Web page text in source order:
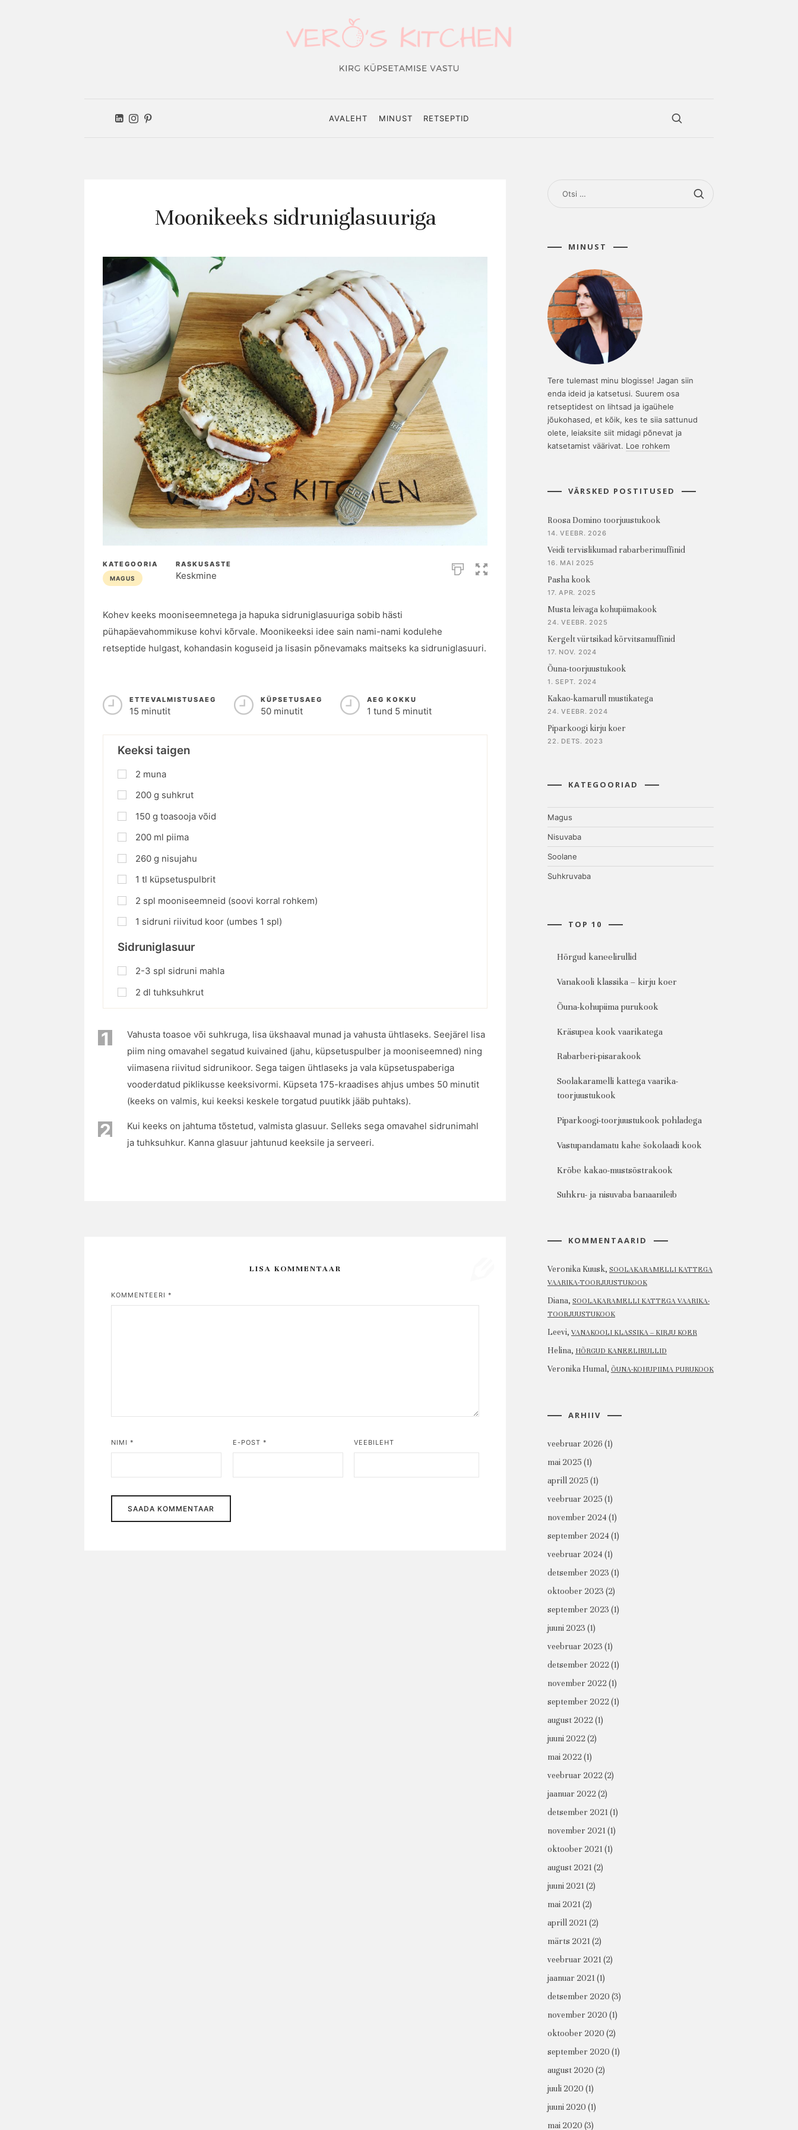
Vero's
kitchen
AVALEHT MINUST RETSEPTID
Moonikeeks sidruniglasuuriga
KATEGOORIA
MAGUS
RASKUSASTE
Keskmine
Kohev keeks mooniseemnetega ja hapuka sidruniglasuuriga sobib hästi
pühapäevahommikuse kohvi kõrvale. Moonikeeksi idee sain nami-nami kodulehe
retseptide hulgast, kohandasin koguseid ja lisasin põnevamaks maitseks ka sidruniglasuuri.
ETTEVALMISTUSAEG
15 minutit
KÜPSETUSAEG
50 minutit
AEG KOKKU
1 tund 5 minutit
Keeksi taigen
2 muna
200 g suhkrut
150 g toasooja võid
200 ml piima
260 g nisujahu
1 tl küpsetuspulbrit
2 spl mooniseemneid (soovi korral rohkem)
1 sidruni riivitud koor (umbes 1 spl)
Sidruniglasuur
2-3 spl sidruni mahla
2 dl tuhksuhkrut
1
Vahusta toasoe või suhkruga, lisa ükshaaval munad ja vahusta ühtlaseks. Seejärel lisa
piim ning omavahel segatud kuivained (jahu, küpsetuspulber ja mooniseemned) ning
viimasena riivitud sidrunikoor. Sega taigen ühtlaseks ja vala küpsetuspaberiga
vooderdatud piklikusse keeksivormi. Küpseta 175-kraadises ahjus umbes 50 minutit
(keeks on valmis, kui keeksi keskele torgatud puutikk jääb puhtaks).
2
Kui keeks on jahtuma tõstetud, valmista glasuur. Selleks sega omavahel sidrunimahl
ja tuhksuhkur. Kanna glasuur jahtunud keeksile ja serveeri.
LISA KOMMENTAAR
KOMMENTEERI *
NIMI * E-POST * VEEBILEHT
MINUST
Tere tulemast minu blogisse! Jagan siin
enda ideid ja katsetusi. Suurem osa
retseptidest on lihtsad ja igaühele
jõukohased, et kõik, kes te siia sattunud
olete, leiaksite siit midagi põnevat ja
katsetamist väärivat. Loe rohkem
VÄRSKED POSTITUSED
Roosa Domino toorjuustukook
14. VEEBR. 2026
Veidi tervislikumad rabarberimuffinid
16. MAI 2025
Pasha kook
17. APR. 2025
Musta leivaga kohupiimakook
24. VEEBR. 2025
Kergelt vürtsikad kõrvitsamuffinid
17. NOV. 2024
Õuna-toorjuustukook
1. SEPT. 2024
Kakao-kamarull mustikatega
24. VEEBR. 2024
Piparkoogi kirju koer
22. DETS. 2023
KATEGOORIAD
Magus
Nisuvaba
Soolane
Suhkruvaba
TOP 10
Hõrgud kaneelirullid
Vanakooli klassika – kirju koer
Õuna-kohupiima purukook
Kräsupea kook vaarikatega
Rabarberi-pisarakook
Soolakaramelli kattega vaarika-
toorjuustukook
Piparkoogi-toorjuustukook pohladega
Vastupandamatu kahe šokolaadi kook
Krõbe kakao-mustsõstrakook
Suhkru- ja nisuvaba banaanileib
KOMMENTAARID
Veronika Kuusk, SOOLAKARAMELLI KATTEGA
VAARIKA-TOORJUUSTUKOOK
Diana, SOOLAKARAMELLI KATTEGA VAARIKA-
TOORJUUSTUKOOK
Leevi, VANAKOOLI KLASSIKA – KIRJU KOER
Helina, HÕRGUD KANEELIRULLID
Veronika Humal, ÕUNA-KOHUPIIMA PURUKOOK
ARHIIV
veebruar 2026 (1)
mai 2025 (1)
aprill 2025 (1)
veebruar 2025 (1)
november 2024 (1)
september 2024 (1)
veebruar 2024 (1)
detsember 2023 (1)
oktoober 2023 (2)
september 2023 (1)
juuni 2023 (1)
veebruar 2023 (1)
detsember 2022(1)
november 2022(1)
september 2022(1)
august 2022(1)
juuni 2022(2)
mai 2022(1)
veebruar 2022(2)
jaanuar 2022(2)
detsember 2021(1)
november 2021(1)
oktoober 2021(1)
august 2021(2)
juuni 2021(2)
mai 2021(2)
aprill 2021(2)
märts 2021(2)
veebruar 2021(2)
jaanuar 2021(1)
detsember 2020 (3)
november 2020 (1)
oktoober 2020 (2)
september 2020 (1)
august 2020 (2)
juuli 2020 (1)
juuni 2020 (1)
mai 2020 (3)